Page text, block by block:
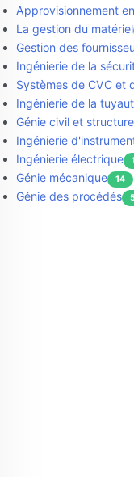
Approvisionnement
La gestion du matériel
Gestion des
Ingénierie de la
Systèmes de CVC et
Ingénierie de la
Génie civil et
Ingénierie
Ingénierie électrique
Génie mécanique 14
Génie des procédés